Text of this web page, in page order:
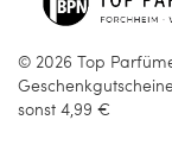
© 2026 Top
sonst 4,99 €